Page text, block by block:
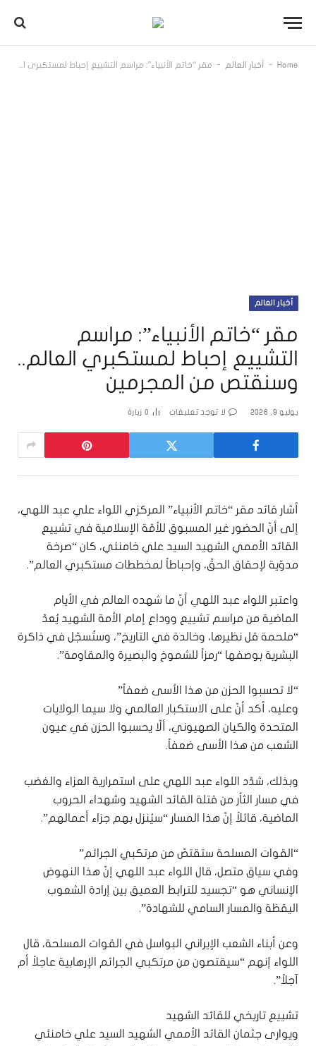
Home
- أخبار العالم - مقر “خاتم الأنبياء”: مراسم التشييع إحباط لمستكبري العالم.. وسنقتص من المجرمين
أخبار العالم
مقر “خاتم الأنبياء”: مراسم
التشييع إحباط لمستكبري العالم..
وسنقتص من المجرمين
يوليو 9, 2026 لا توجد تعليقات 0 زيارة
أشار قائد مقر “خاتم الأنبياء” المركزي اللواء علي عبد اللهي،
إلى أنّ الحضور غير المسبوق للأمّة الإسلامية في تشييع
القائد الأممي الشهيد السيد علي خامنئي، كان “صرخة
مدوّية لإحقاق الحقّ، وإحباطاً لمخططات مستكبري العالم”.
واعتبر اللواء عبد اللهي أنّ ما شهده العالم في الأيام
الماضية من مراسم تشييع ووداع إمام الأمة الشهيد يُعدّ
“ملحمة قل نظيرها، وخالدة في التاريخ”، وستُسجّل في ذاكرة
البشرية بوصفها “رمزاً للشموخ والبصيرة والمقاومة”.
“لا تحسبوا الحزن من هذا الأسى ضعفاً”
وعليه، أكد أنّ على الاستكبار العالمي ولا سيما الولايات
المتحدة والكيان الصهيوني، ألّا يحسبوا الحزن في عيون
الشعب من هذا الأسى ضعفاً.
وبذلك، شدّد اللواء عبد اللهي على استمرارية العزاء والغضب
في مسار الثأر من قتلة القائد الشهيد وشهداء الحروب
الماضية، قائلاً إنّ هذا المسار “سيُنزل بهم جزاء أعمالهم”.
“القوات المسلحة ستقتصّ من مرتكبي الجرائم”
وفي سياق متصل، قال اللواء عبد اللهي إنّ هذا النهوض
الإنساني هو “تجسيد للترابط العميق بين إرادة الشعوب
اليقظة والمسار السامي للشهادة”.
وعن أبناء الشعب الإيراني البواسل في القوات المسلحة، قال
اللواء إنهم “سيقتصون من مرتكبي الجرائم الإرهابية عاجلاً أم
آجلاً”.
تشييع تاريخي للقائد الشهيد
ويوارى جثمان القائد الأممي الشهيد السيد علي خامنئي